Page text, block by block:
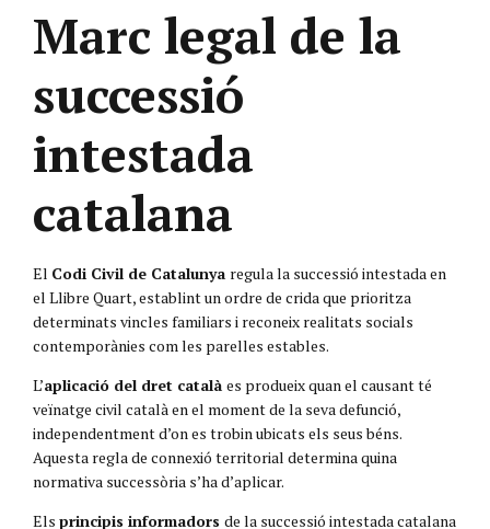
Marc legal de la
successió
intestada
catalana
El Codi Civil de Catalunya regula la successió intestada en
el Llibre Quart, establint un ordre de crida que prioritza
determinats vincles familiars i reconeix realitats socials
contemporànies com les parelles estables.
L’aplicació del dret català es produeix quan el causant té
veïnatge civil català en el moment de la seva defunció,
independentment d’on es trobin ubicats els seus béns.
Aquesta regla de connexió territorial determina quina
normativa successòria s’ha d’aplicar.
Els principis informadors de la successió intestada catalana